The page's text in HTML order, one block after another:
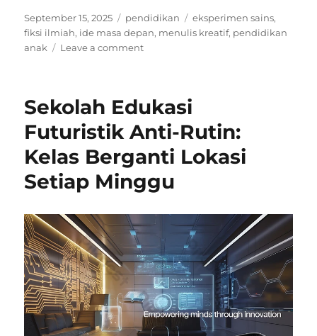
Posted
on
September 15, 2025 Categories
pendidikan Tags
eksperimen sains,
fiksi ilmiah, ide masa depan, menulis kreatif, pendidikan
anak
Leave a commenton
Anak
Menulis
dan
Menguji
Ide
Ilmu
Pengetahuan
Depan
Sekolah Edukasi
Futuristik Anti-Rutin:
Kelas Berganti Lokasi
Setiap Minggu